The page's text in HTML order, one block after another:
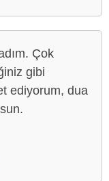
Çok
gibi
ediyorum, dua